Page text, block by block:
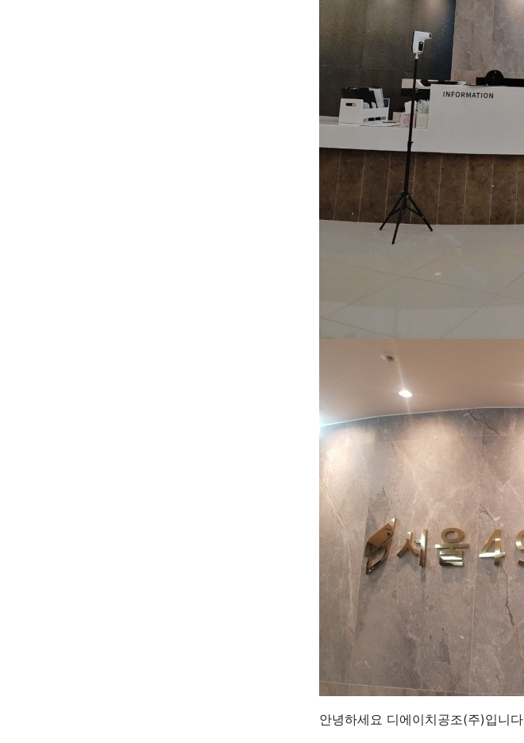
안녕하세요 디에이치공조(주)입니다